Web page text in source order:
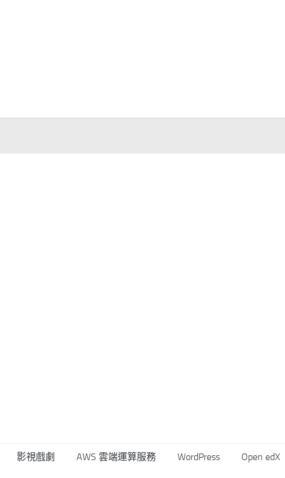
影視戲劇 AWS 雲端運算服務 WordPress Open edX